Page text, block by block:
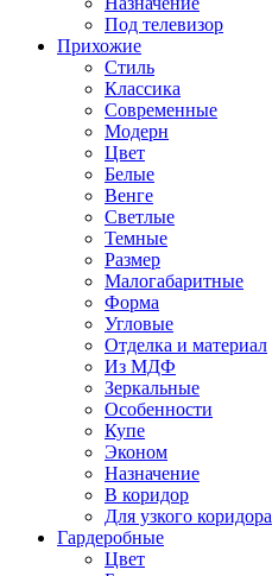
Под телевизор
Прихожие
Стиль
Классика
Современные
Модерн
Цвет
Белые
Венге
Светлые
Темные
Размер
Малогабаритные
Форма
Угловые
Отделка и материал
Из МДФ
Зеркальные
Особенности
Купе
Эконом
Назначение
В коридор
Для узкого коридора
Гардеробные
Цвет